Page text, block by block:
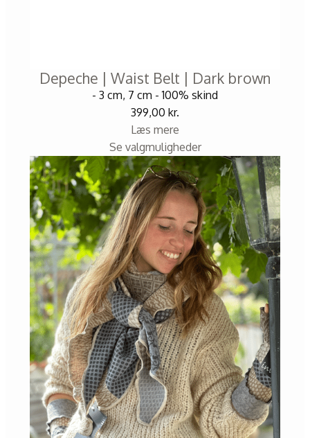
Depeche | Waist Belt | Dark brown
- 3 cm, 7 cm - 100% skind
399,00 kr.
Læs mere
Se valgmuligheder